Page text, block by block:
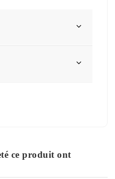
ce produit ont